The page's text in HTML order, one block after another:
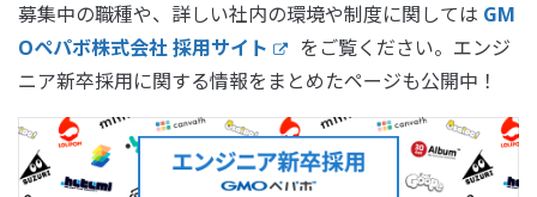
募集中の職種や、詳しい社内の環境や制度に関しては GM
Oペパボ株式会社 採用サイト
をご覧ください。エンジ
ニア新卒採用に関する情報をまとめたページも公開中！